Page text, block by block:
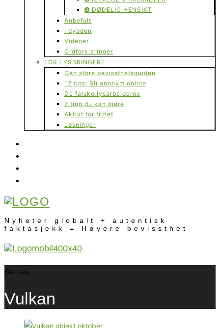
➍ DØDELIG HENSIKT
Anbefalt
I dybden
Videoer
Ordforklaringer
FOR LYSBRINGERE
Den store bevissthetsguiden
12 tips: Bli anonym online
De falske lysarbeiderne
7 ting du kan gjøre
Aktivt for frihet
Løsninger
Nyheter globalt + autentisk
faktasjekk = Høyere bevissthet
Bla i tag
Vulkan